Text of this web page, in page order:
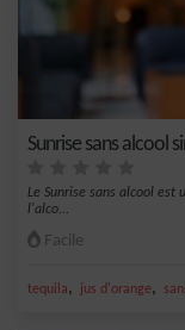
Sunrise sans alcool
Le Sunrise sans alcool est
l'alco...
Facile
tequila, jus d'orange,